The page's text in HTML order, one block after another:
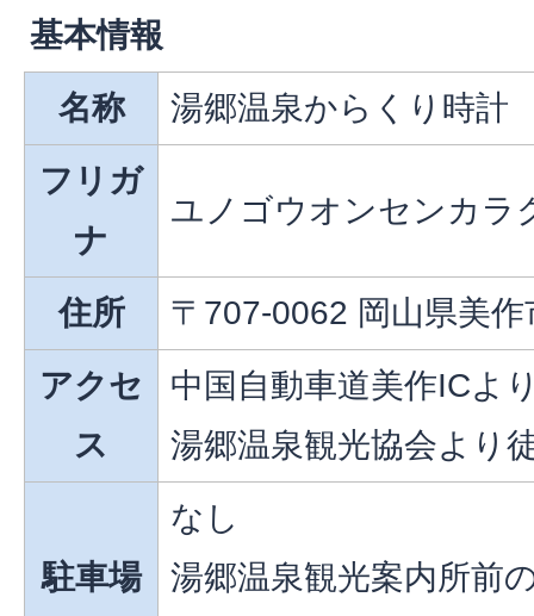
基本情報
名称
湯郷温泉からくり時計
フリガ
ナ
ユノゴウオンセンカラ
住所
〒707-0062 岡山県美
アクセ
ス
中国自動車道美作ICよ
湯郷温泉観光協会より
駐車場
なし
湯郷温泉観光案内所前